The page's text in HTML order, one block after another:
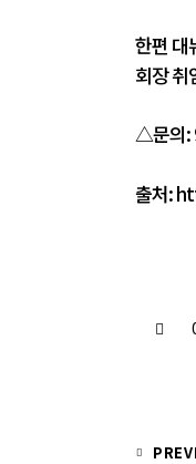
한편 대
회장 취
△문의:
출처: